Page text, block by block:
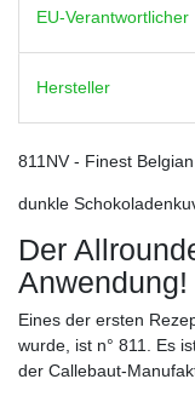
EU-Verantwortlicher
Hersteller
811NV - Finest
dunkle
Der
Anwendung!
Eines der ersten
wurde, ist n° 811. Es
der Callebaut-